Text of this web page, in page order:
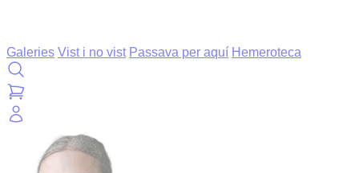
Galeries Vist i no vist Passava per aquí Hemeroteca